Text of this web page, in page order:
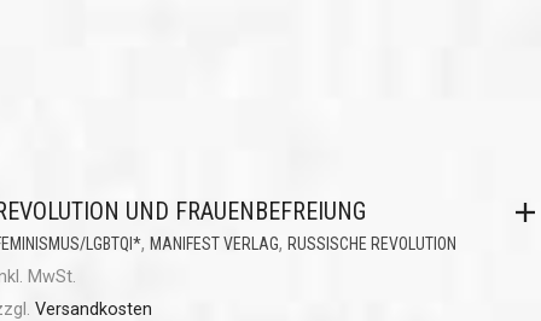
UND FRAUENBEFREIUNG
LGBTQI*, MANIFEST VERLAG, RUSSISCHE REVOLUTION
MwSt.
Versandkosten